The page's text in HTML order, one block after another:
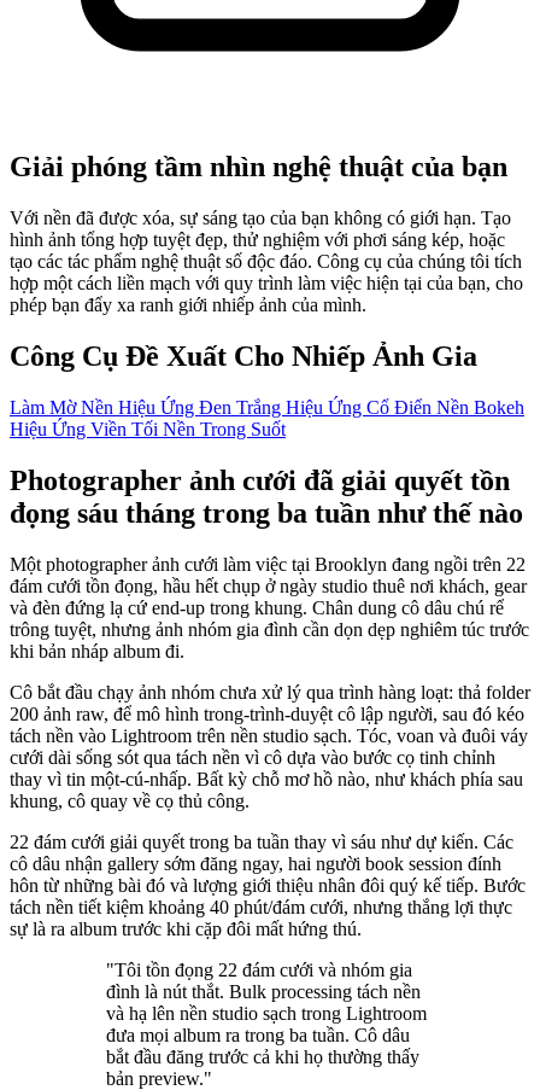
Giải phóng tầm nhìn nghệ thuật của bạn
Với nền đã được xóa, sự sáng tạo của bạn không có giới hạn. Tạo
hình ảnh tổng hợp tuyệt đẹp, thử nghiệm với phơi sáng kép, hoặc
tạo các tác phẩm nghệ thuật số độc đáo. Công cụ của chúng tôi tích
hợp một cách liền mạch với quy trình làm việc hiện tại của bạn, cho
phép bạn đẩy xa ranh giới nhiếp ảnh của mình.
Công Cụ Đề Xuất Cho Nhiếp Ảnh Gia
Làm Mờ Nền Hiệu Ứng Đen Trắng Hiệu Ứng Cổ Điển Nền Bokeh
Hiệu Ứng Viền Tối Nền Trong Suốt
Photographer ảnh cưới đã giải quyết tồn
đọng sáu tháng trong ba tuần như thế nào
Một photographer ảnh cưới làm việc tại Brooklyn đang ngồi trên 22
đám cưới tồn đọng, hầu hết chụp ở ngày studio thuê nơi khách, gear
và đèn đứng lạ cứ end-up trong khung. Chân dung cô dâu chú rể
trông tuyệt, nhưng ảnh nhóm gia đình cần dọn dẹp nghiêm túc trước
khi bản nháp album đi.
Cô bắt đầu chạy ảnh nhóm chưa xử lý qua trình hàng loạt: thả folder
200 ảnh raw, để mô hình trong-trình-duyệt cô lập người, sau đó kéo
tách nền vào Lightroom trên nền studio sạch. Tóc, voan và đuôi váy
cưới dài sống sót qua tách nền vì cô dựa vào bước cọ tinh chỉnh
thay vì tin một-cú-nhấp. Bất kỳ chỗ mơ hồ nào, như khách phía sau
khung, cô quay về cọ thủ công.
22 đám cưới giải quyết trong ba tuần thay vì sáu như dự kiến. Các
cô dâu nhận gallery sớm đăng ngay, hai người book session đính
hôn từ những bài đó và lượng giới thiệu nhân đôi quý kế tiếp. Bước
tách nền tiết kiệm khoảng 40 phút/đám cưới, nhưng thắng lợi thực
sự là ra album trước khi cặp đôi mất hứng thú.
"Tôi tồn đọng 22 đám cưới và nhóm gia
đình là nút thắt. Bulk processing tách nền
và hạ lên nền studio sạch trong Lightroom
đưa mọi album ra trong ba tuần. Cô dâu
bắt đầu đăng trước cả khi họ thường thấy
bản preview."